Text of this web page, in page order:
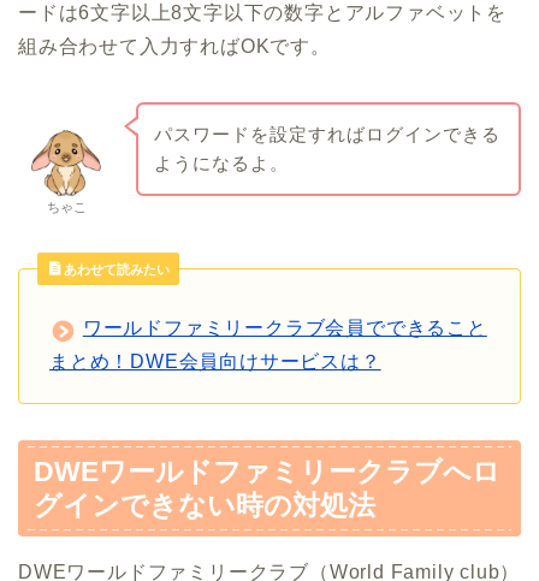
ードは6文字以上8文字以下の数字とアルファベットを
組み合わせて入力すればOKです。
ちゃこ
パスワードを設定すればログインできる
ようになるよ。
あわせて読みたい
ワールドファミリークラブ会員でできること
まとめ！DWE会員向けサービスは？
DWEワールドファミリークラブへロ
グインできない時の対処法
DWEワールドファミリークラブ（World Family club）